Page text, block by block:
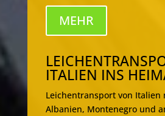
MEHR
ITALIEN INS
Leichentransport von Italien
Albanien, Montenegro und